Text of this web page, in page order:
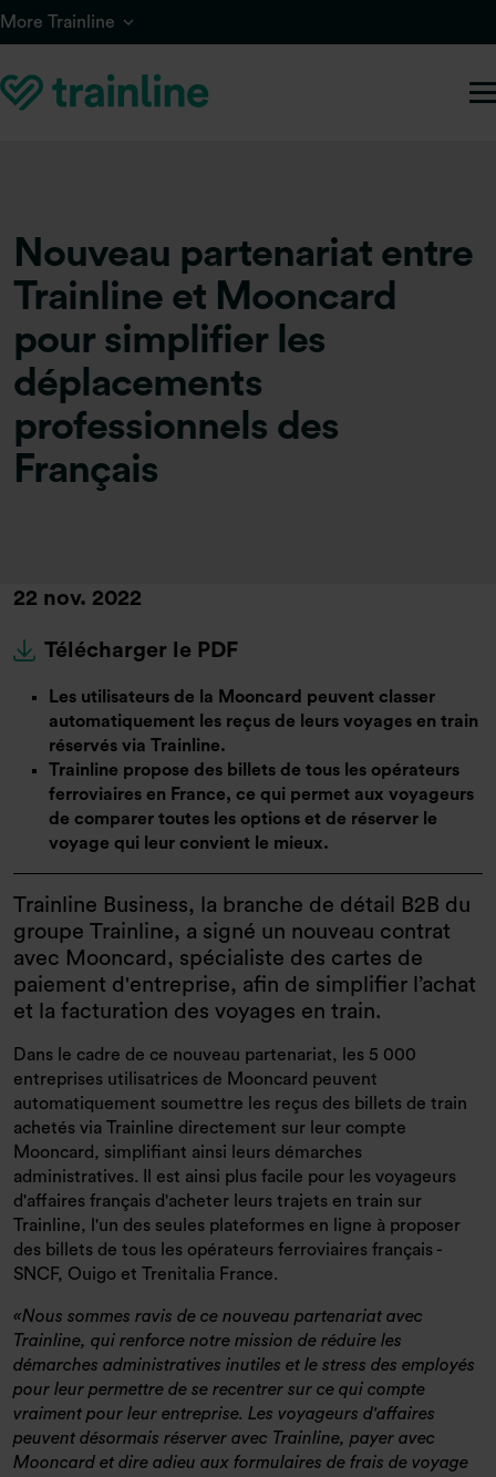
Skip to main content
More Trainline
Nouveau partenariat entre
Trainline et Mooncard
pour simplifier les
déplacements
professionnels des
Français
22 nov. 2022
Télécharger le PDF
Les utilisateurs de la Mooncard peuvent classer
automatiquement les reçus de leurs voyages en train
réservés via Trainline.
Trainline propose des billets de tous les opérateurs
ferroviaires en France, ce qui permet aux voyageurs
de comparer toutes les options et de réserver le
voyage qui leur convient le mieux.
Trainline Business, la branche de détail B2B du
groupe Trainline, a signé un nouveau contrat
avec Mooncard, spécialiste des cartes de
paiement d'entreprise, afin de simplifier l’achat
et la facturation des voyages en train.
Dans le cadre de ce nouveau partenariat, les 5 000
entreprises utilisatrices de Mooncard peuvent
automatiquement soumettre les reçus des billets de train
achetés via Trainline directement sur leur compte
Mooncard, simplifiant ainsi leurs démarches
administratives. Il est ainsi plus facile pour les voyageurs
d'affaires français d'acheter leurs trajets en train sur
Trainline, l'un des seules plateformes en ligne à proposer
des billets de tous les opérateurs ferroviaires français -
SNCF, Ouigo et Trenitalia France.
Nous sommes ravis de ce nouveau partenariat avec
Trainline, qui renforce notre mission de réduire les
démarches administratives inutiles et le stress des employés
pour leur permettre de se recentrer sur ce qui compte
vraiment pour leur entreprise. Les voyageurs d'affaires
peuvent désormais réserver avec Trainline, payer avec
Mooncard et dire adieu aux formulaires de frais de voyage